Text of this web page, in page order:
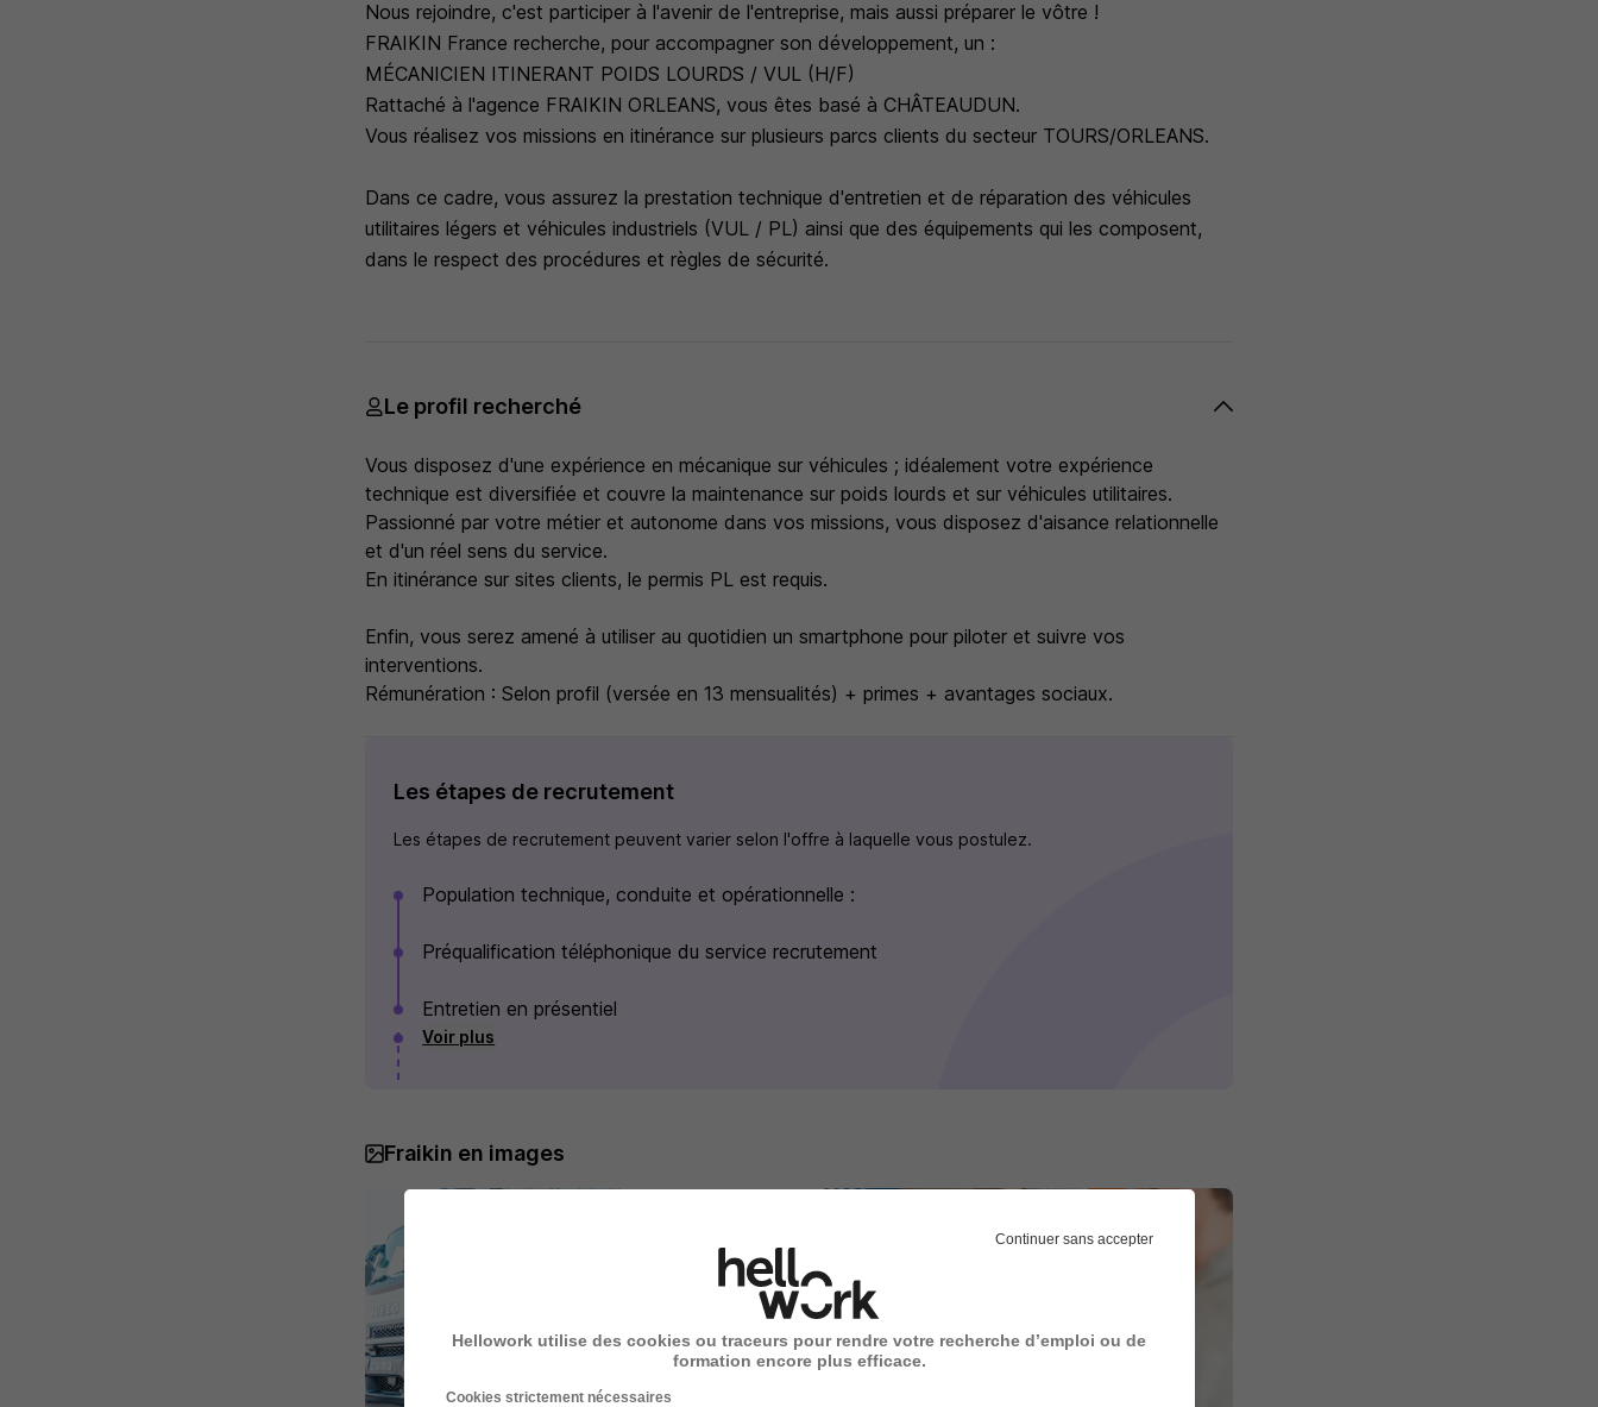
Nous rejoindre, c'est participer à l'avenir de l'entreprise, mais aussi préparer le vôtre !
FRAIKIN France recherche, pour accompagner son développement, un :
MÉCANICIEN ITINERANT POIDS LOURDS / VUL (H/F)
Rattaché à l'agence FRAIKIN ORLEANS, vous êtes basé à CHÂTEAUDUN.
Vous réalisez vos missions en itinérance sur plusieurs parcs clients du secteur TOURS/ORLEANS.
Dans ce cadre, vous assurez la prestation technique d'entretien et de réparation des véhicules
utilitaires légers et véhicules industriels (VUL / PL) ainsi que des équipements qui les composent,
dans le respect des procédures et règles de sécurité.
Le profil recherché
Vous disposez d'une expérience en mécanique sur véhicules ; idéalement votre expérience
technique est diversifiée et couvre la maintenance sur poids lourds et sur véhicules utilitaires.
Passionné par votre métier et autonome dans vos missions, vous disposez d'aisance relationnelle
et d'un réel sens du service.
En itinérance sur sites clients, le permis PL est requis.
Enfin, vous serez amené à utiliser au quotidien un smartphone pour piloter et suivre vos
interventions.
Rémunération : Selon profil (versée en 13 mensualités) + primes + avantages sociaux.
Les étapes de recrutement
Les étapes de recrutement peuvent varier selon l'offre à laquelle vous postulez.
Population technique, conduite et opérationnelle :
Préqualification téléphonique du service recrutement
Entretien en présentiel
Voir plus
Fraikin en images
Continuer sans accepter
Hellowork utilise des cookies ou traceurs pour rendre votre recherche d’emploi ou de
formation encore plus efficace.
Cookies strictement nécessaires